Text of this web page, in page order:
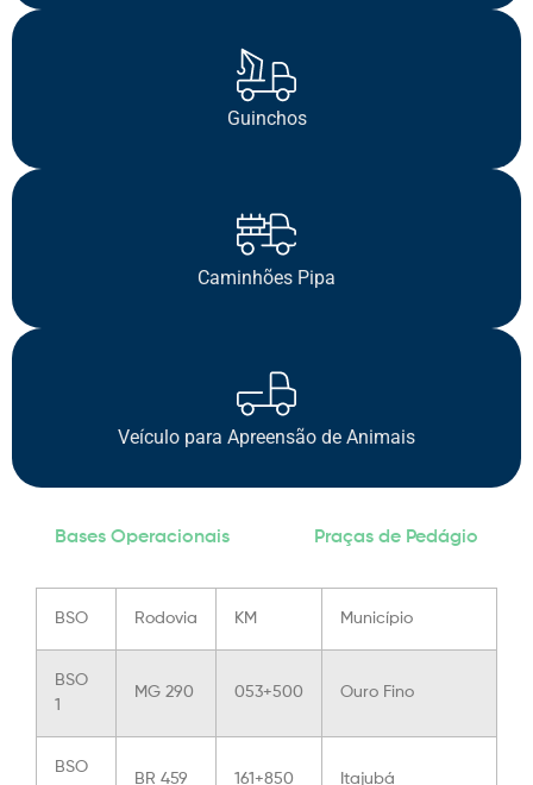
Guinchos
Caminhões Pipa
Veículo para Apreensão de Animais
Bases Operacionais Praças de Pedágio
BSO Rodovia KM Município
BSO
1
MG 290 053+500 Ouro Fino
BSO
BR 459 161+850 Itajubá